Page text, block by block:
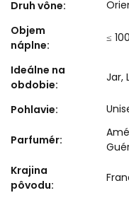
Druh vône:
Objem
náplne:
≤
Ideálne na
obdobie:
Jar,
Pohlavie:
Parfumér:
Krajina
pôvodu: